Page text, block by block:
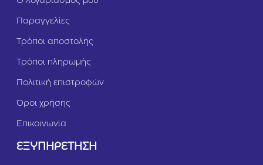
Παραγγελίες
Τρόποι αποστολής
Τρόποι πληρωμής
Πολιτική επιστροφών
Όροι χρήσης
Επικοινωνία
ΕΞΥΠΗΡΕΤΗΣΗ